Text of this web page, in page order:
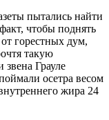
пытались найти
чтобы поднять
горестных дум,
такую
Грауле
осетра весом
жира 24